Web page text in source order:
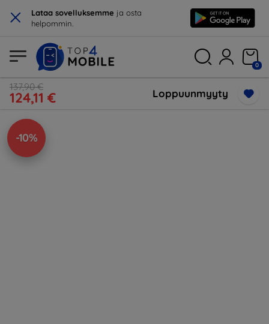
× Lataa sovelluksemme ja osta
helpommin.
0
137,90 €
124,11 € Loppuunmyyty
-10%